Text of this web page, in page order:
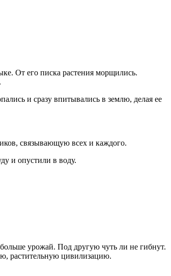
От его писка растения морщились.
и сразу впитывались в землю, делая ее
связывающую всех и каждого.
и опустили в воду.
урожай. Под другую чуть ли не гибнут.
растительную цивилизацию.